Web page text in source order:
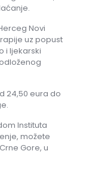
Novi
uz popust
i ljekarski
24,50 eura do
Instituta
možete
Gore, u